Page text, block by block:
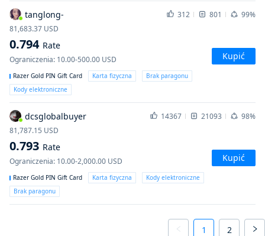
tanglong- 312 801
99%
81,683.37 USD
0.794 Rate
Ograniczenia: 10.00-500.00 USD Kupić
Razer Gold PIN Gift Card Karta fizyczna
Brak paragonu
Kody elektroniczne
dcsglobalbuyer 14367 21093
98%
81,787.15 USD
0.793 Rate
Ograniczenia: 10.00-2,000.00 USD Kupić
Razer Gold PIN Gift Card Karta fizyczna
Kody elektroniczne
Brak paragonu
1 2